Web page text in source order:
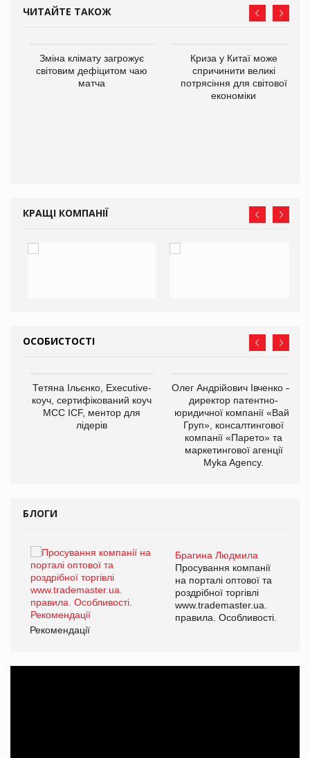
ЧИТАЙТЕ ТАКОЖ
Зміна клімату загрожує
світовим дефіцитом чаю
матча
Криза у Китаї може
спричинити великі
потрясіння для світової
економіки
КРАЩІ КОМПАНІЇ
ОСОБИСТОСТІ
Тетяна Ільєнко, Executive-
коуч, сертифікований коуч
МСС ICF, ментор для
лідерів
Олег Андрійович Івченко —
директор патентно-
юридичної компанії «Вайз
Груп», консалтингової
компанії «Парето» та
маркетингової агенції
Myka Agency.
БЛОГИ
Брагина Людмила
Просування компанії
на порталі оптової та
роздрібної торгівлі
www.trademaster.ua.
правила. Особливості.
Рекомендації